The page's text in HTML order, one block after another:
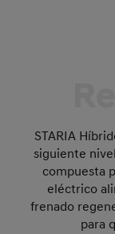
STARIA
siguiente
compuesta
eléctrico
frenado
para